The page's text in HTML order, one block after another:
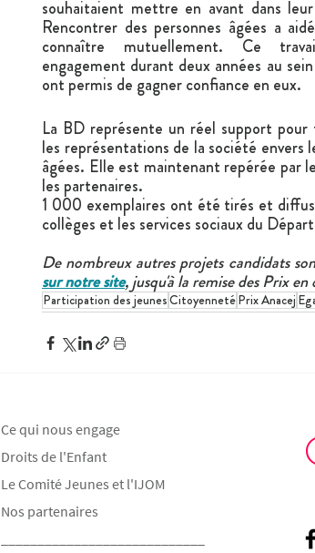
souhaitaient mettre en avant dans
Rencontrer des personnes âgées a
connaître mutuellement. Ce
engagement durant deux années au
ont permis de gagner confiance en eux.
La BD représente un réel support pour
les représentations de la société envers
âgées. Elle est maintenant repérée par
les partenaires.
1 000 exemplaires ont été tirés et
collèges et les services sociaux du
sur notre site, jusqu'à la remise des Prix
Participation des jeunesCitoyennetéPrix Anacej
Ce qui nous engage
Droits de l'Enfant
Le Comité Jeunes et l'IJOM
Nos partenaires